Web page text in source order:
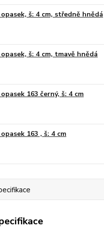
š: 4 cm, středně hnědá
š: 4 cm, tmavě hnědá
163 černý, š: 4 cm
163 , š: 4 cm